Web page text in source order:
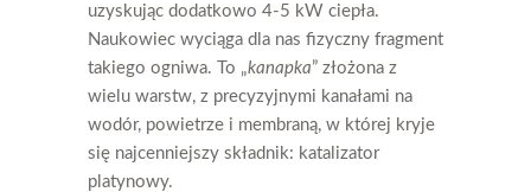
uzyskując dodatkowo 4-5 kW ciepła.
Naukowiec wyciąga dla nas fizyczny fragment
takiego ogniwa. To „kanapka” złożona z
wielu warstw, z precyzyjnymi kanałami na
wodór, powietrze i membraną, w której kryje
się najcenniejszy składnik: katalizator
platynowy.